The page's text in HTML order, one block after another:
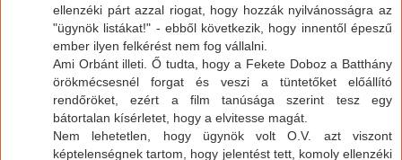
ellenzéki párt azzal riogat, hogy hozzák nyilvánosságra az
"ügynök listákat!" - ebből következik, hogy innentől épeszű
ember ilyen felkérést nem fog vállalni.
Ami Orbánt illeti. Ő tudta, hogy a Fekete Doboz a Batthány
örökmécsesnél forgat és veszi a tüntetőket előállító
rendőröket, ezért a film tanúsága szerint tesz egy
bátortalan kísérletet, hogy a elvitesse magát.
Nem lehetetlen, hogy ügynök volt O.V. azt viszont
képtelenségnek tartom, hogy jelentést tett, komoly ellenzéki